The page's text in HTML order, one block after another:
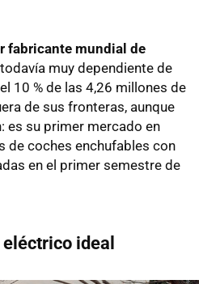
fabricante mundial de
muy dependiente de
10 % de las 4,26 millones de
de sus fronteras, aunque
es su primer mercado en
de coches enchufables con
en el primer semestre de
ideal